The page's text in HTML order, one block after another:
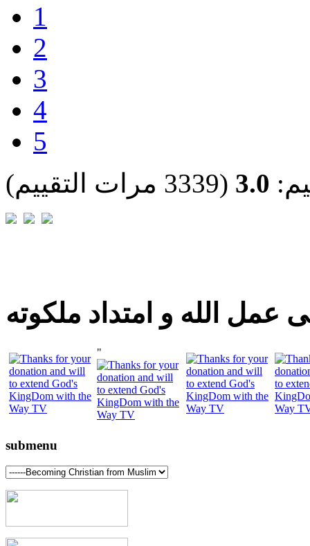
1
2
3
4
5
3.0 (3339 مرات التقييم)
عمل الله و امتداد ملكوته
"
submenu